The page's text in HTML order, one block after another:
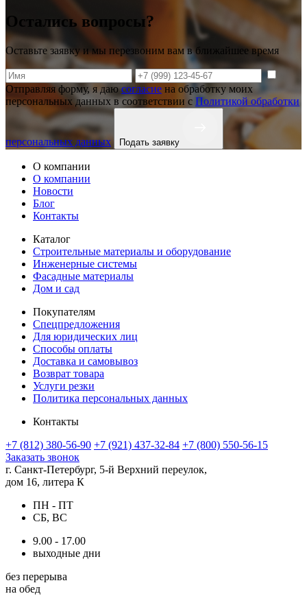
Остались вопросы?
Оставьте заявку и мы перезвоним вам в ближайшее время
Отправляя форму, я даюсогласие на обработку моих
персональных данных в соответствии с Политикой обработки
персональных данных Подать заявку
О компании
О компании
Новости
Блог
Контакты
Каталог
Строительные материалы и оборудование
Инженерные системы
Фасадные материалы
Дом и сад
Покупателям
Спецпредложения
Для юридических лиц
Способы оплаты
Доставка и самовывоз
Возврат товара
Услуги резки
Политика персональных данных
Контакты
+7 (812) 380-56-90 +7 (921) 437-32-84 +7 (800) 550-56-15
Заказать звонок
г. Санкт-Петербург, 5-й Верхний переулок,
дом 16, литера К
ПН - ПТ
СБ, ВС
9.00 - 17.00
выходные дни
без перерыва
на обед